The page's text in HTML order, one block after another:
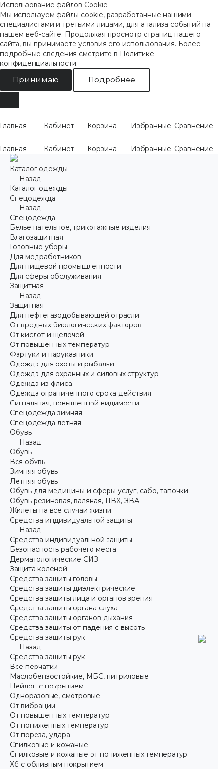
Использование файлов Cookie
Мы используем файлы cookie, разработанные нашими
специалистами и третьими лицами, для анализа событий на
нашем веб-сайте. Продолжая просмотр страниц нашего
сайта, вы принимаете условия его использования. Более
подробные сведения смотрите в Политике
конфиденциальности.
Принимаю Подробнее
Главная Кабинет Корзина Избранные Сравнение
Главная Кабинет Корзина Избранные Сравнение
Каталог одежды
Назад
Каталог одежды
Спецодежда
Назад
Спецодежда
Белье нательное, трикотажные изделия
Влагозащитная
Головные уборы
Для медработников
Для пищевой промышленности
Для сферы обслуживания
Защитная
Назад
Защитная
Для нефтегазодобывающей отрасли
От вредных биологических факторов
От кислот и щелочей
От повышенных температур
Фартуки и нарукавники
Одежда для охоты и рыбалки
Одежда для охранных и силовых структур
Одежда из флиса
Одежда ограниченного срока действия
Сигнальная, повышенной видимости
Спецодежда зимняя
Спецодежда летняя
Обувь
Назад
Обувь
Вся обувь
Зимняя обувь
Летняя обувь
Обувь для медицины и сферы услуг, сабо, тапочки
Обувь резиновая, валяная, ПВХ, ЭВА
Жилеты на все случаи жизни
Средства индивидуальной защиты
Назад
Средства индивидуальной защиты
Безопасность рабочего места
Дерматологические СИЗ
Защита коленей
Средства защиты головы
Средства защиты диэлектрические
Средства защиты лица и органов зрения
Средства защиты органа слуха
Средства защиты органов дыхания
Средства защиты от падения с высоты
Средства защиты рук
Назад
Средства защиты рук
Все перчатки
Маслобензостойкие, МБС, нитриловые
Нейлон с покрытием
Одноразовые, смотровые
От вибрации
От повышенных температур
От пониженных температур
От пореза, удара
Спилковые и кожаные
Спилковые и кожаные от пониженных температур
Хб с обливным покрытием